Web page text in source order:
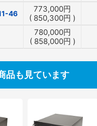
46 773,000円
( 850,300円 )
780,000円
( 858,000円 )
品も見ています